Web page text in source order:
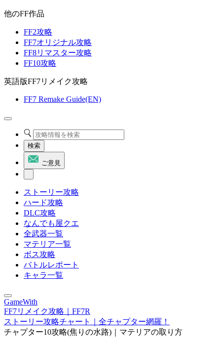
他のFF作品
FF2攻略
FF7オリジナル攻略
FF8リマスター攻略
FF10攻略
英語版FF7リメイク攻略
FF7 Remake Guide(EN)
検索
ご意見
ストーリー攻略
ハード攻略
DLC攻略
なんでも屋クエ
全武器一覧
マテリア一覧
ボス攻略
バトルレポート
キャラ一覧
GameWith
FF7リメイク攻略｜FF7R
ストーリー攻略チャート｜全チャプター網羅！
チャプター10攻略(焦りの水路)｜マテリアの取り方